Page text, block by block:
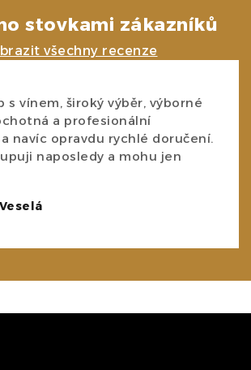
stovkami zákazníků
všechny recenze
s vínem, široký výběr, výborné
a profesionální
navíc opravdu rychlé doručení.
naposledy a mohu jen